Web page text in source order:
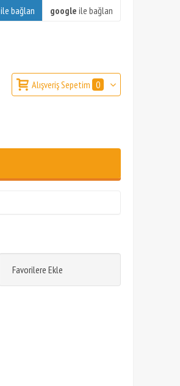
ile bağlan google ile bağlan
Alışveriş Sepetim 0
Favorilere Ekle